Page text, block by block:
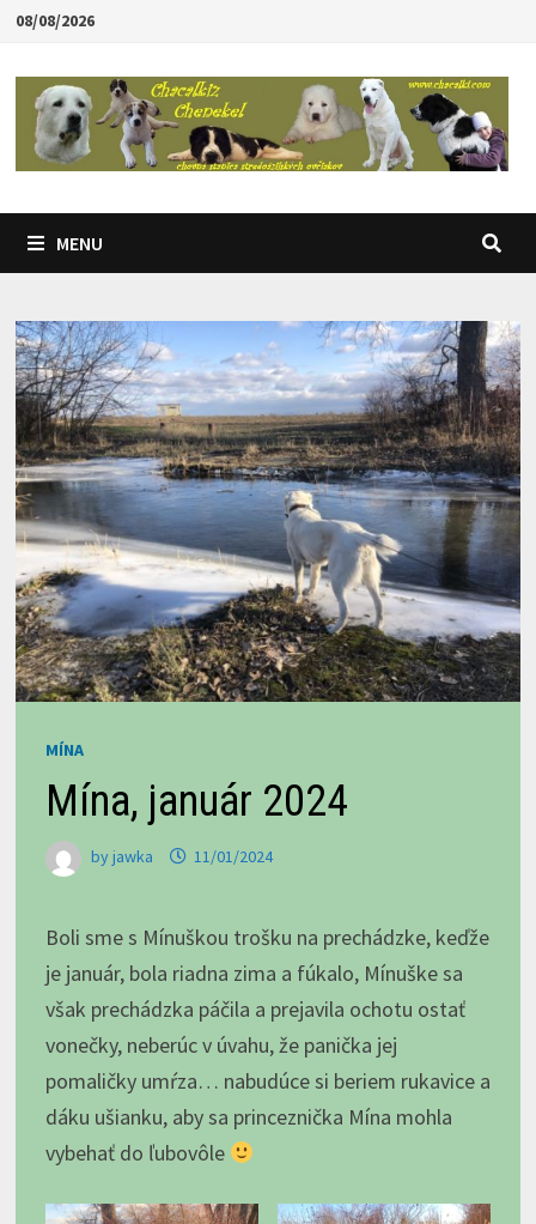
Skip
content
08/08/2026
MENU
MÍNA
Mína, január 2024
byjawka 11/01/2024
Boli sme s Mínuškou trošku na prechádzke, keďže
je január, bola riadna zima a fúkalo, Mínuške sa
však prechádzka páčila a prejavila ochotu ostať
vonečky, neberúc v úvahu, že panička jej
pomaličky umŕza… nabudúce si beriem rukavice a
dáku ušianku, aby sa princeznička Mína mohla
vybehať do ľubovôle